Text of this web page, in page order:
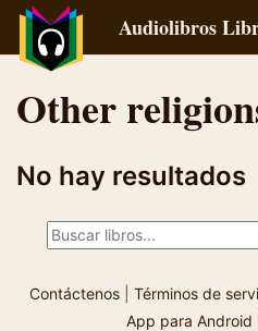
Audiolibros
Other
No hay resultados
Contáctenos Términos de
App para Android